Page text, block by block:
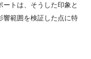
トは、そうした印象と
響範囲を検証した点に特